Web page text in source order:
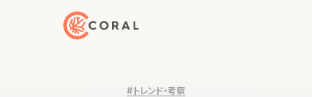
トップページへ戻る
#トレンド・考察